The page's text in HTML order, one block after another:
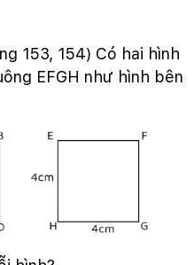
153, 154) Có hai hình
EFGH như hình bên